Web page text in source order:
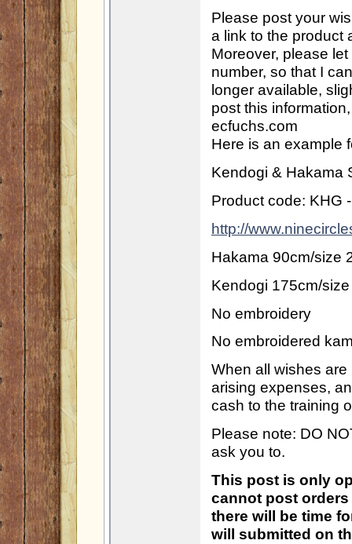
Please post your
a link to the product
Moreover, please
number, so that I
longer available,
post this
ecfuchs.com
Here is an example
Kendogi & Hakama
Product code: KHG
http://
Hakama 90cm/size
Kendogi 175cm/
No embroidery
No embroidered
When all wishes
arising expenses,
cash to the training
Please note: DO
ask you to.
This post is only
cannot post
there will be time
will submitted on